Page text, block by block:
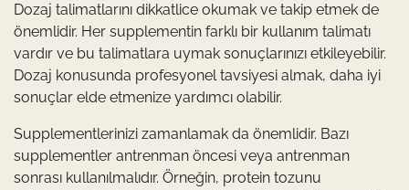
Dozaj talimatlarını dikkatlice okumak ve takip etmek de
önemlidir. Her supplementin farklı bir kullanım talimatı
vardır ve bu talimatlara uymak sonuçlarınızı etkileyebilir.
Dozaj konusunda profesyonel tavsiyesi almak, daha iyi
sonuçlar elde etmenize yardımcı olabilir.
Supplementlerinizi zamanlamak da önemlidir. Bazı
supplementler antrenman öncesi veya antrenman
sonrası kullanılmalıdır. Örneğin, protein tozunu